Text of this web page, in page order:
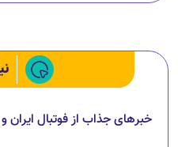
خبرهای جذاب از فوتبال ایران